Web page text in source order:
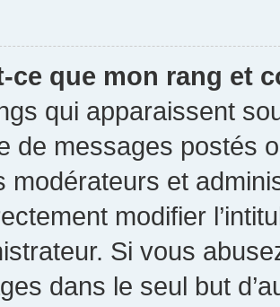
ce que mon rang et
qui apparaissent
de messages postés
modérateurs et
modifier
Si vous
dans le seul but